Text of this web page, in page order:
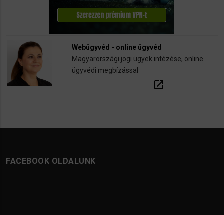
Webügyvéd - online ügyvéd
Magyarországi jogi ügyek intézése, online
ügyvédi megbízással
open_in_new
FACEBOOK OLDALUNK